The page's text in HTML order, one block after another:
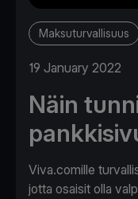
Maksuturvallisuus
19 January 2022
Näin
Viva.comille
jotta osaisit olla